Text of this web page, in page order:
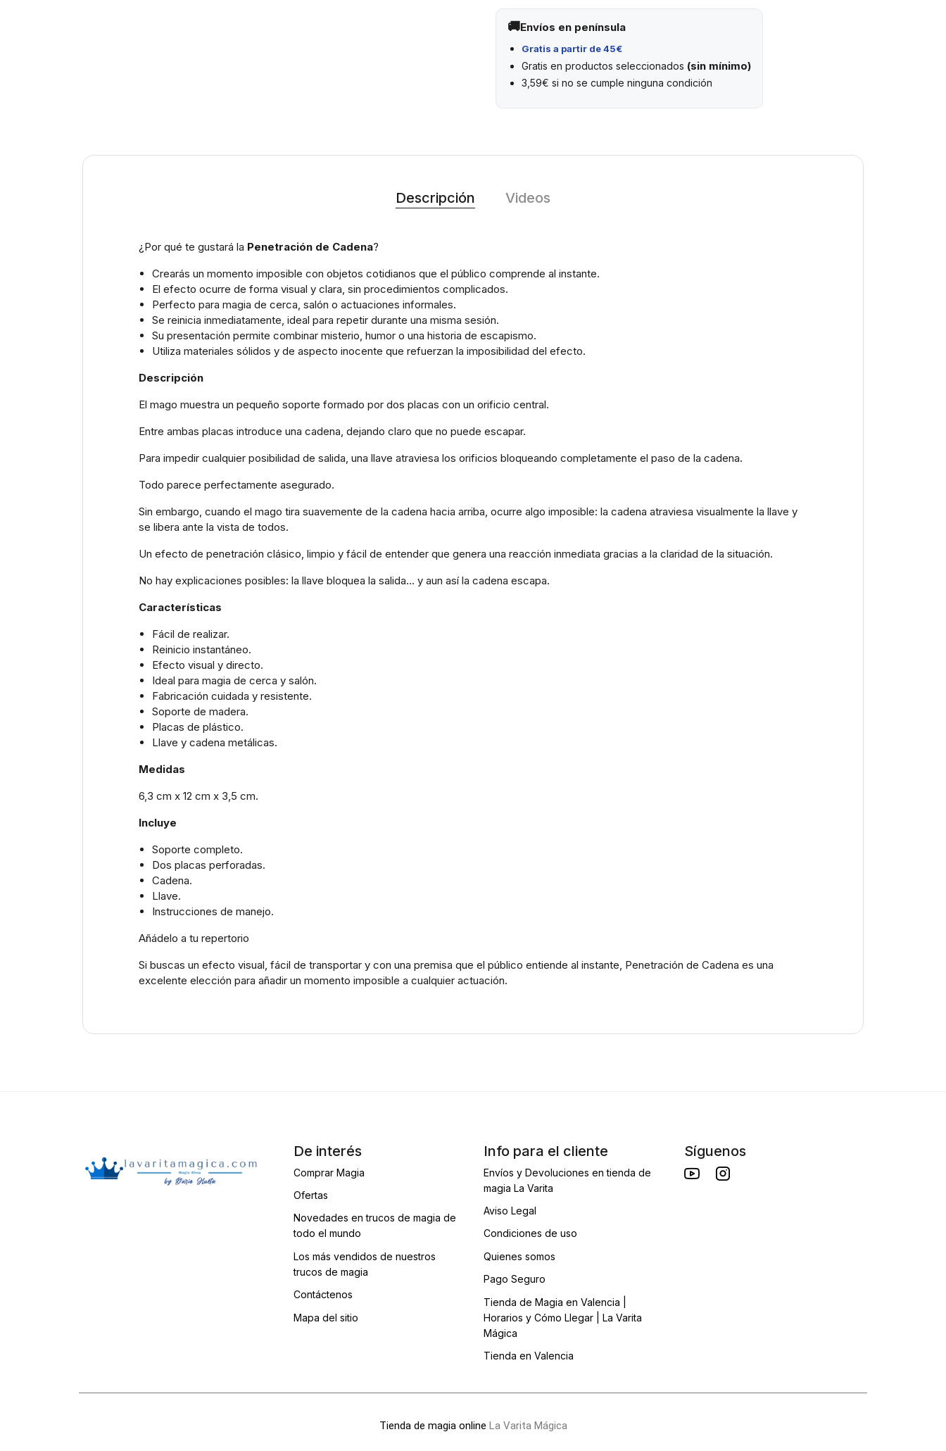
Envíos en península
Gratis a partir de 45€
Gratis en productos seleccionados (sin mínimo)
3,59€ si no se cumple ninguna condición
Descripción Videos
¿Por qué te gustará la Penetración de Cadena?
Crearás un momento imposible con objetos cotidianos que el público comprende al instante.
El efecto ocurre de forma visual y clara, sin procedimientos complicados.
Perfecto para magia de cerca, salón o actuaciones informales.
Se reinicia inmediatamente, ideal para repetir durante una misma sesión.
Su presentación permite combinar misterio, humor o una historia de escapismo.
Utiliza materiales sólidos y de aspecto inocente que refuerzan la imposibilidad del efecto.
Descripción
El mago muestra un pequeño soporte formado por dos placas con un orificio central.
Entre ambas placas introduce una cadena, dejando claro que no puede escapar.
Para impedir cualquier posibilidad de salida, una llave atraviesa los orificios bloqueando completamente el paso de la cadena.
Todo parece perfectamente asegurado.
Sin embargo, cuando el mago tira suavemente de la cadena hacia arriba, ocurre algo imposible: la cadena atraviesa visualmente la llave y
se libera ante la vista de todos.
Un efecto de penetración clásico, limpio y fácil de entender que genera una reacción inmediata gracias a la claridad de la situación.
No hay explicaciones posibles: la llave bloquea la salida... y aun así la cadena escapa.
Características
Fácil de realizar.
Reinicio instantáneo.
Efecto visual y directo.
Ideal para magia de cerca y salón.
Fabricación cuidada y resistente.
Soporte de madera.
Placas de plástico.
Llave y cadena metálicas.
Medidas
6,3 cm x 12 cm x 3,5 cm.
Incluye
Soporte completo.
Dos placas perforadas.
Cadena.
Llave.
Instrucciones de manejo.
Añádelo a tu repertorio
Si buscas un efecto visual, fácil de transportar y con una premisa que el público entiende al instante, Penetración de Cadena es una
excelente elección para añadir un momento imposible a cualquier actuación.
De interés
Comprar Magia
Ofertas
Novedades en trucos de magia de
todo el mundo
Los más vendidos de nuestros
trucos de magia
Contáctenos
Mapa del sitio
Info para el cliente
Envíos y Devoluciones en tienda de
magia La Varita
Aviso Legal
Condiciones de uso
Quienes somos
Pago Seguro
Tienda de Magia en Valencia |
Horarios y Cómo Llegar | La Varita
Mágica
Tienda en Valencia
Síguenos
Tienda de magia online La Varita Mágica